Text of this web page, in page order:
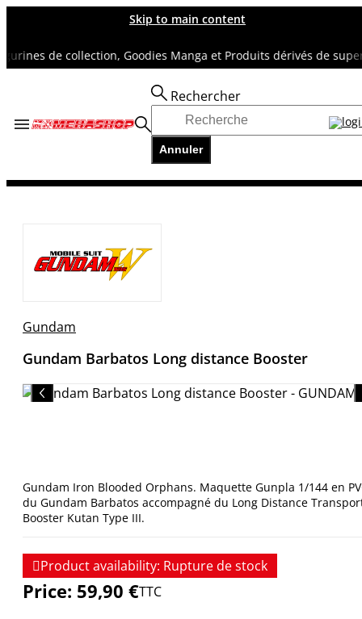
Skip to main content
de collection, Goodies Manga et Produits dérivés de super héros
Rechercher
Annuler
Accueil
Gundam
Gundam Barbatos Long distance Booster
Gundam Iron Blooded Orphans. Maquette Gunpla 1/144 en
du Gundam Barbatos accompagné du Long Distance
Booster Kutan Type III.
Price: 59,90 €TTC
Product availability: Rupture de stock